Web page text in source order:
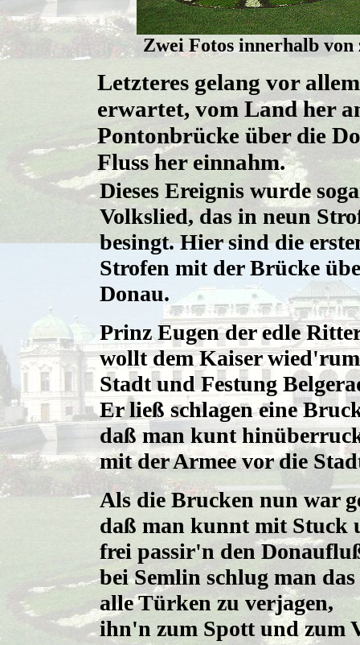
Zwei Fotos innerhalb
Letzteres gelang vor
erwartet, vom Land her
Pontonbrücke über die
Fluss her einnahm.
Dieses Ereignis wurde
Volkslied, das in neun
besingt. Hier sind die
Strofen mit der Brücke
Donau.
Prinz Eugen der edle
wollt dem Kaiser
Stadt und Festung
Er ließ schlagen eine
daß man kunt
mit der Armee vor die
Als die Brucken nun war
daß man kunnt mit Stuck
frei passir'n den
bei Semlin schlug man
alle Türken zu verjagen,
ihn'n zum Spott und zum